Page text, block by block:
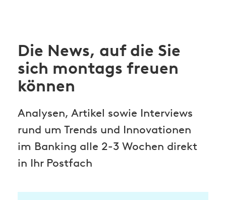
Die News, auf die Sie
sich montags freuen
können
Analysen, Artikel sowie Interviews
rund um Trends und Innovationen
im Banking alle 2-3 Wochen direkt
in Ihr Postfach